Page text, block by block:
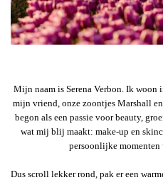
Mijn naam is Serena Verbon. Ik
mijn vriend, onze zoontjes Marshall
begon als een passie voor beauty,
wat mij blij maakt: make-up en
persoonlijke momenten
Dus scroll lekker rond, pak er een